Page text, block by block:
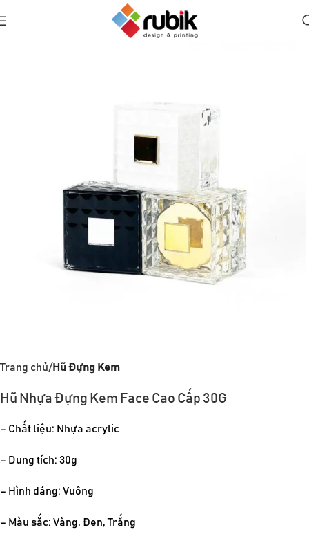
Trang chủ Hũ Đựng Kem
Hũ Nhựa Đựng Kem Face Cao Cấp 30G
– Chất liệu: Nhựa acrylic
– Dung tích: 30g
– Hình dáng: Vuông
– Màu sắc: Vàng, Đen, Trắng